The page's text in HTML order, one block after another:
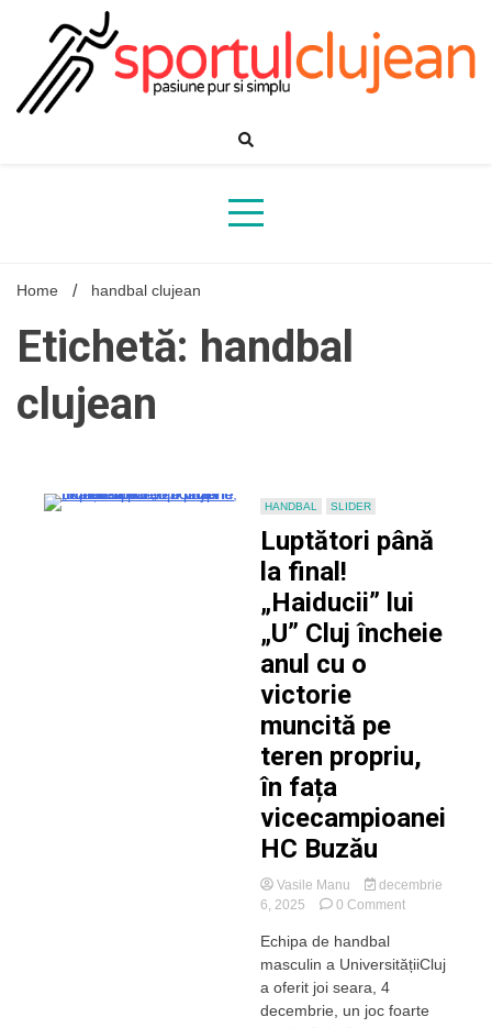
Home handbal clujean
Etichetă: handbal
clujean
HANDBAL SLIDER
Luptători până
la final!
„Haiducii” lui
„U” Cluj încheie
anul cu o
victorie
muncită pe
teren propriu,
în fața
vicecampioanei
HC Buzău
Vasile Manu
decembrie
6, 2025
0 Commenton
la
Echipa de handbal
masculin a UniversitățiiCluj
a oferit joi seara, 4
decembrie, un joc foarte